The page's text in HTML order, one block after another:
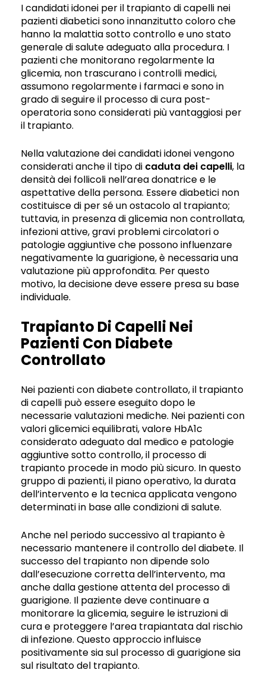
I candidati idonei per il trapianto di capelli nei
pazienti diabetici sono innanzitutto coloro che
hanno la malattia sotto controllo e uno stato
generale di salute adeguato alla procedura. I
pazienti che monitorano regolarmente la
glicemia, non trascurano i controlli medici,
assumono regolarmente i farmaci e sono in
grado di seguire il processo di cura post-
operatoria sono considerati più vantaggiosi per
il trapianto.
Nella valutazione dei candidati idonei vengono
considerati anche il tipo di caduta dei capelli, la
densità dei follicoli nell’area donatrice e le
aspettative della persona. Essere diabetici non
costituisce di per sé un ostacolo al trapianto;
tuttavia, in presenza di glicemia non controllata,
infezioni attive, gravi problemi circolatori o
patologie aggiuntive che possono influenzare
negativamente la guarigione, è necessaria una
valutazione più approfondita. Per questo
motivo, la decisione deve essere presa su base
individuale.
Trapianto Di Capelli Nei
Pazienti Con Diabete
Controllato
Nei pazienti con diabete controllato, il trapianto
di capelli può essere eseguito dopo le
necessarie valutazioni mediche. Nei pazienti con
valori glicemici equilibrati, valore HbA1c
considerato adeguato dal medico e patologie
aggiuntive sotto controllo, il processo di
trapianto procede in modo più sicuro. In questo
gruppo di pazienti, il piano operativo, la durata
dell’intervento e la tecnica applicata vengono
determinati in base alle condizioni di salute.
Anche nel periodo successivo al trapianto è
necessario mantenere il controllo del diabete. Il
successo del trapianto non dipende solo
dall’esecuzione corretta dell’intervento, ma
anche dalla gestione attenta del processo di
guarigione. Il paziente deve continuare a
monitorare la glicemia, seguire le istruzioni di
cura e proteggere l’area trapiantata dal rischio
di infezione. Questo approccio influisce
positivamente sia sul processo di guarigione sia
sul risultato del trapianto.